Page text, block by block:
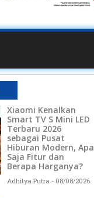
Xiaomi Kenalkan
Smart TV S Mini LED
Terbaru 2026
sebagai Pusat
Hiburan Modern, Apa
Saja Fitur dan
Berapa Harganya?
Adhitya Putra 08/08/2026